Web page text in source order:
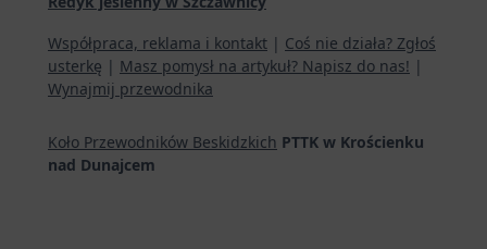
Współpraca, reklama i kontakt | Coś nie działa? Zgłoś
usterkę | Masz pomysł na artykuł? Napisz do nas! |
Wynajmij przewodnika
Koło Przewodników Beskidzkich PTTK w Krościenku
nad Dunajcem